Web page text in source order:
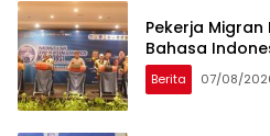
Pekerja
Bahasa
Berita 07/08/